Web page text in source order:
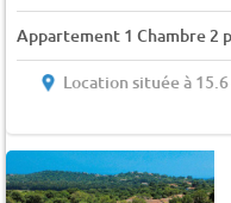
Appartement 1 Chambre 2
Location située à